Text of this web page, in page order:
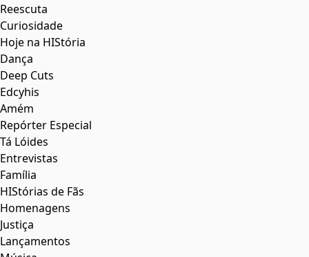
Reescuta
Curiosidade
Hoje na HIStória
Dança
Deep Cuts
Edcyhis
Amém
Repórter Especial
Tá Lóides
Entrevistas
Família
HIStórias de Fãs
Homenagens
Justiça
Lançamentos